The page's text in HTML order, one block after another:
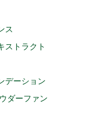
ス
トラクト
デーション
ダーファン